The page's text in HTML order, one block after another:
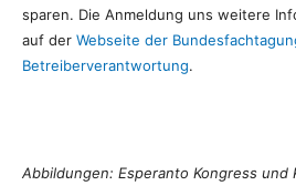
sparen. Die Anmeldung uns weitere
auf der Webseite der
Betreiberverantwortung.
Abbildungen: Esperanto Kongress und